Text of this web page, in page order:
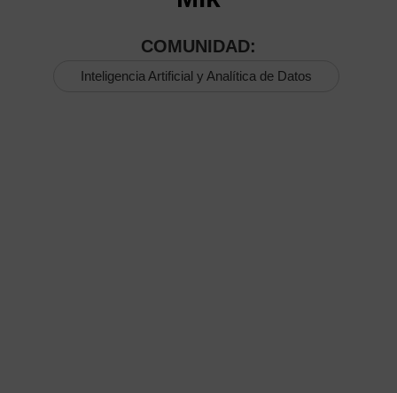
COMUNIDAD:
Inteligencia Artificial y Analítica de Datos